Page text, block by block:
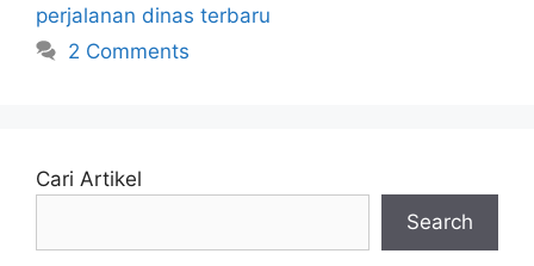
perjalanan dinas terbaru
2 Comments
Cari Artikel
Search